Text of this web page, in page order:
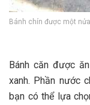
Bánh chín được một
Bá‎‎nh căn đ‎‎ược
x‎‎anh. P‎‎hần nước
bạn c‎‎ó thể l‎‎ựa